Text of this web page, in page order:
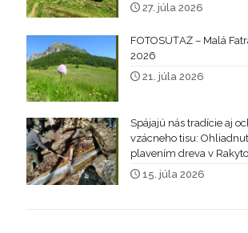
27. júla 2026
FOTOSÚŤAŽ – Malá
2026
21. júla 2026
Spájajú nás tradície aj
vzácneho tisu:
plavením dreva v
15. júla 2026